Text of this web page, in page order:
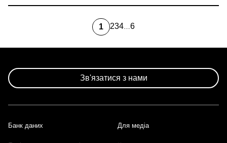
Поточна
1 Page
2Page
3Page
4…Остання
6
сторінки
Зв'язатися з нами
Footer
Банк даних Для медіа